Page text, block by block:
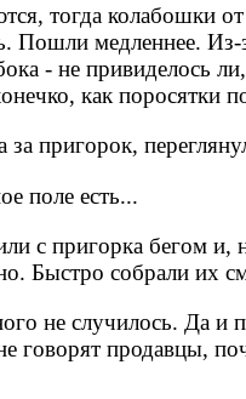
тогда колабошки
Пошли медленнее.
- не привиделось
как поросятки
пригорок,
поле есть...
с пригорка бегом и,
Быстро собрали их
не случилось. Да и
говорят продавцы,